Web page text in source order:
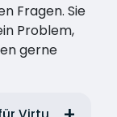
Fragen. Sie
Problem,
gerne